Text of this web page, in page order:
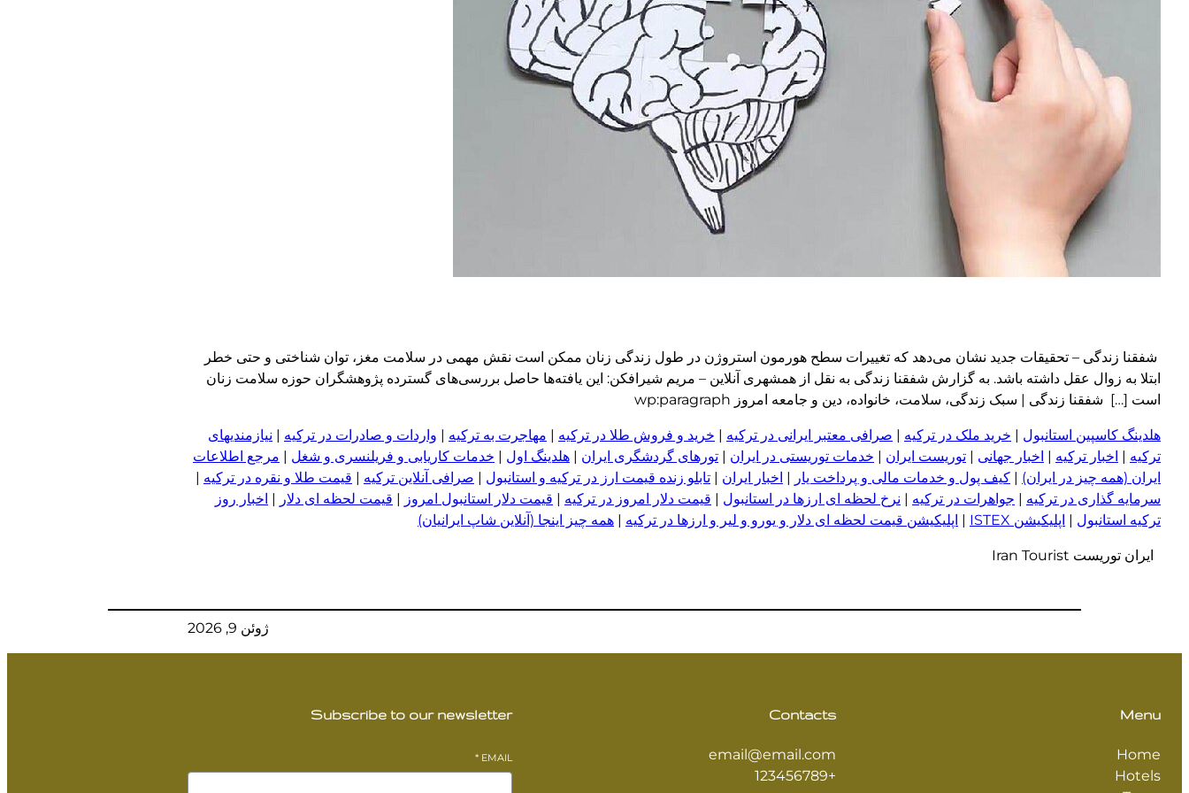
شفقنا زندگی – تحقیقات جدید نشان می‌دهد که تغییرات سطح هورمون استروژن در طول زندگی زنان ممکن است نقش مهمی در سلامت مغز، توان شناختی و حتی خطر
ابتلا به زوال عقل داشته باشد. به گزارش شفقنا زندگی به نقل از همشهری آنلاین – مریم شیرافکن: این یافته‌ها حاصل بررسی‌های گسترده پژوهشگران حوزه سلامت زنان
است […] شفقنا زندگی | سبک زندگی، سلامت، خانواده، دین و جامعه امروز wp:paragraph
هلدینگ کاسپین استانبول | خرید ملک در ترکیه | صرافی معتبر ایرانی در ترکیه | خرید و فروش طلا در ترکیه | مهاجرت به ترکیه | واردات و صادرات در ترکیه | نیازمندیهای
ترکیه | اخبار ترکیه | اخبار جهانی | توریست ایران | خدمات توریستی در ایران | تورهای گردشگری ایران | هلدینگ اول | خدمات کاریابی و فریلنسری و شغل | مرجع اطلاعات
ایران (همه چیز در ایران) | کیف پول و خدمات مالی و پرداخت یار | اخبار ایران | تابلو زنده قیمت ارز در ترکیه و استانبول | صرافی آنلاین ترکیه | قیمت طلا و نقره در ترکیه |
سرمایه گذاری در ترکیه | جواهرات در ترکیه | نرخ لحظه ای ارزها در استانبول | قیمت دلار امروز در ترکیه | قیمت دلار استانبول امروز | قیمت لحظه ای دلار | اخبار روز
ترکیه استانبول | اپلیکیشن ISTEX | اپلیکیشن قیمت لحظه ای دلار و یورو و لیر و ار زها در ترکیه | همه چیز اینجا (آنلاین شاپ ایرانیان)
ایران توریست Iran Tourist
ژوئن 9, 2026
Menu
Home
Hotels
Contacts
email@email.com
+123456789
Subscribe to our newsletter
EMAIL
*